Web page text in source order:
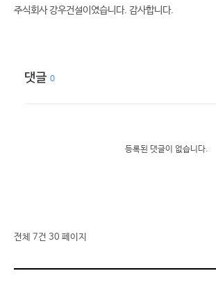
주식회사 강우건설이였습니다. 감사합니다.
댓글 0
등록된 댓글이 없습니다.
전체 7건 30 페이지